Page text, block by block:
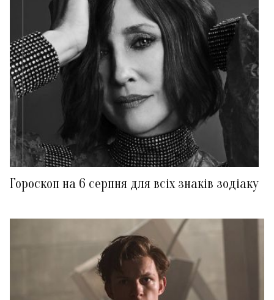
Гороскоп на 6 серпня для всіх знаків зодіаку